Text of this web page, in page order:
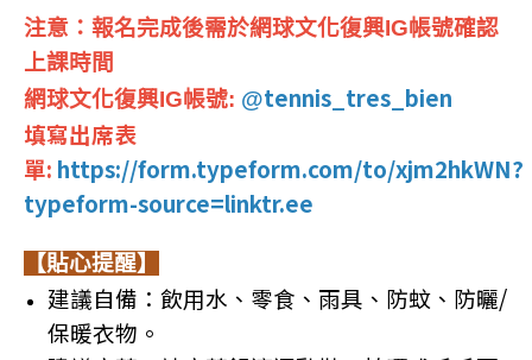
注意：報名完成後需於網球文化復興IG帳號確認
上課時間
網球文化復興IG帳號: @tennis_tres_bien
填寫出席表
單: https://form.typeform.com/to/xjm2hkWN?
typeform-source=linktr.ee
【貼心提醒】
建議自備：飲用水、零食、雨具、防蚊、防曬/
保暖衣物。